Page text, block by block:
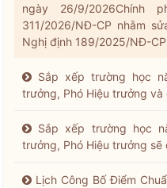
ngày 26/9/2026Chính
311/2026/NĐ-CP nhằm
Nghị định 189/2025/NĐ-
Sắp xếp trường học
trưởng, Phó Hiệu trưởng và
Sắp xếp trường học
trưởng, Phó Hiệu trưởng sẽ
Lịch Công Bố Điểm